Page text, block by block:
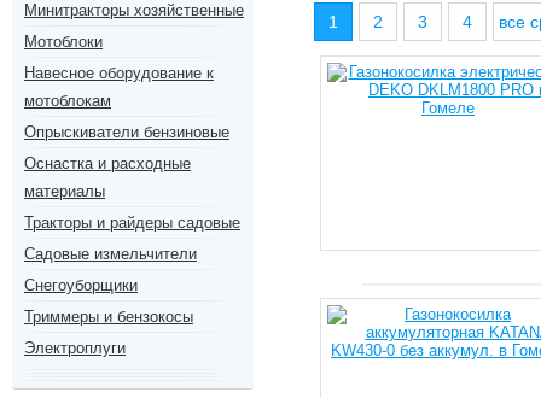
Минитракторы хозяйственные
Мотоблоки
Навесное оборудование к
мотоблокам
Опрыскиватели бензиновые
Оснастка и расходные
материалы
Тракторы и райдеры садовые
Садовые измельчители
Снегоуборщики
Триммеры и бензокосы
Электроплуги
1 2 3 4 все